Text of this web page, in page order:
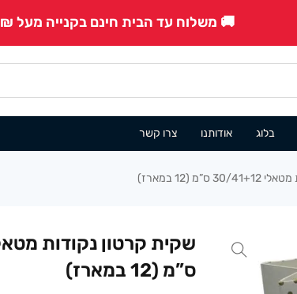
🚚 משלוח עד הבית חינם בקנייה מעל 500₪!
בלוג אודותנו צרו קשר
(12 במארז)
ס”מ (12 במארז)